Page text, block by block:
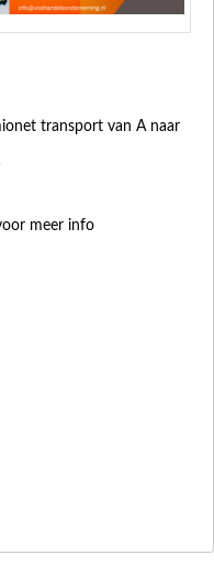
transport van A naar
meer info